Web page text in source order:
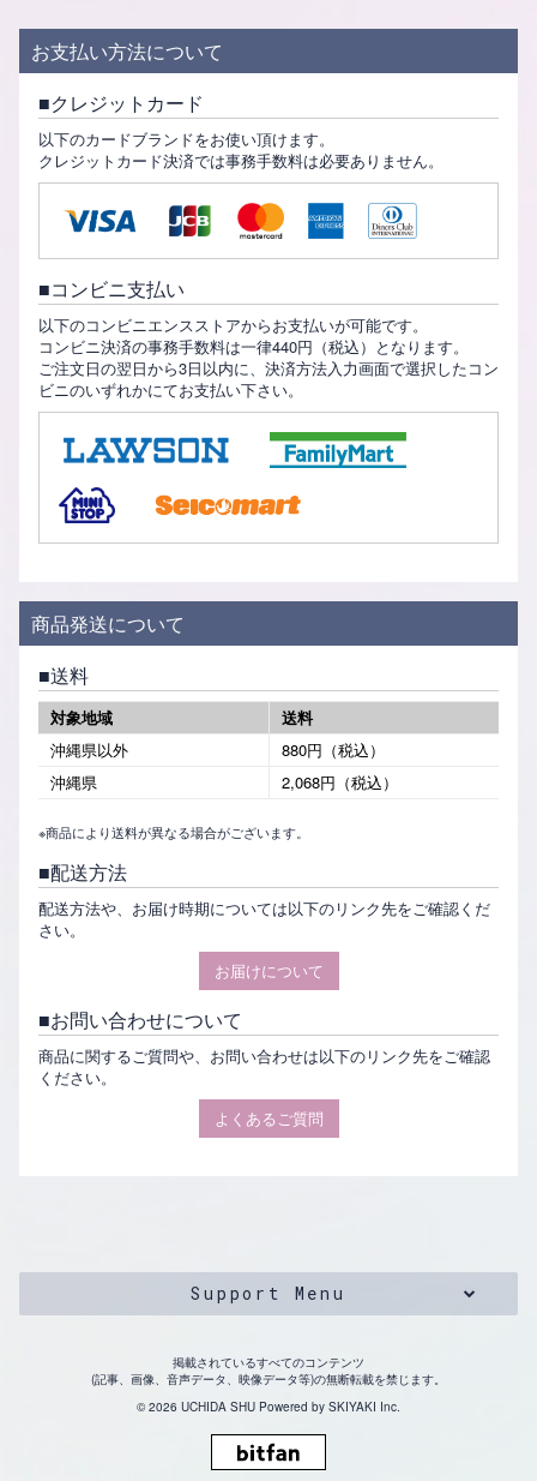
お支払い方法について
クレジットカード
以下のカードブランドをお使い頂けます。
クレジットカード決済では事務手数料は必要ありません。
コンビニ支払い
以下のコンビニエンスストアからお支払いが可能です。
コンビニ決済の事務手数料は一律440円（税込）となります。
ご注文日の翌日から3日以内に、決済方法入力画面で選択したコン
ビニのいずれかにてお支払い下さい。
商品発送について
送料
対象地域
送料
沖縄県以外
880円（税込）
沖縄県
2,068円（税込）
※商品により送料が異なる場合がございます。
配送方法
配送方法や、お届け時期については以下のリンク先をご確認くだ
さい。
お届けについて
お問い合わせについて
商品に関するご質問や、お問い合わせは以下のリンク先をご確認
ください。
よくあるご質問
Support Menu
掲載されているすべてのコンテンツ
(記事、画像、音声データ、映像データ等)の無断転載を禁じます。
© 2026 UCHIDA SHU Powered by SKIYAKI Inc.